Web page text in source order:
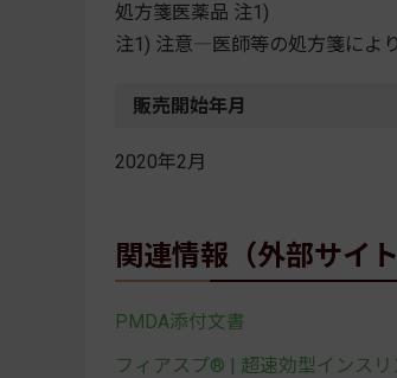
処方箋医薬品 注1)
注1) 注意―医師等の処方箋によ
販売開始年月
2020年2月
関連情報（外部サイト
PMDA添付文書
フィアスプ® | 超速効型インス